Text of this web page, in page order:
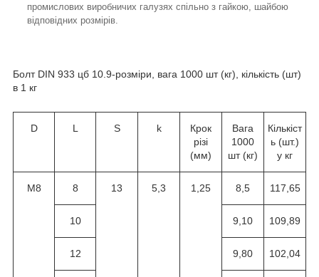
промислових виробничих галузях спільно з гайкою, шайбою
відповідних розмірів.
Болт DIN 933 цб 10.9-розміри, вага 1000 шт (кг), кількість (шт)
в 1 кг
D L S k
Крок
різі
(мм)
Вага
1000
шт (кг)
Кількіст
ь (шт.)
у кг
M8 8 13 5,3 1,25 8,5 117,65
10 9,10 109,89
12 9,80 102,04